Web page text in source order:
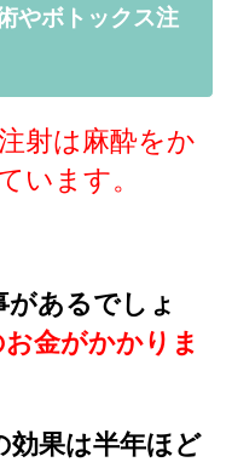
やボトックス注
射は麻酔をか
います。
あるでしょ
金がかかりま
効果は半年ほど